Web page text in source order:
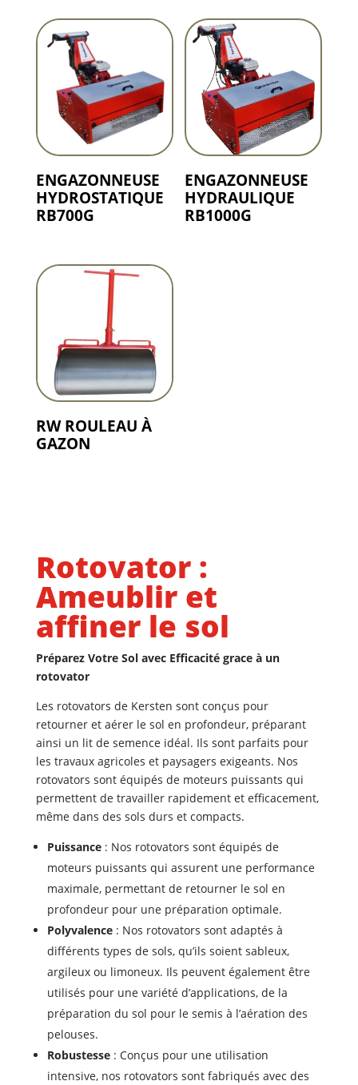
ENGAZONNEUSE
HYDROSTATIQUE
RB700G
ENGAZONNEUSE
HYDRAULIQUE
RB1000G
RW ROULEAU À
GAZON
Rotovator :
Ameublir et
affiner le sol
Préparez Votre Sol avec Efficacité grace à un
rotovator
Les rotovators de Kersten sont conçus pour
retourner et aérer le sol en profondeur, préparant
ainsi un lit de semence idéal. Ils sont parfaits pour
les travaux agricoles et paysagers exigeants. Nos
rotovators sont équipés de moteurs puissants qui
permettent de travailler rapidement et efficacement,
même dans des sols durs et compacts.
Puissance: Nos rotovators sont équipés de
moteurs puissants qui assurent une performance
maximale, permettant de retourner le sol en
profondeur pour une préparation optimale.
Polyvalence: Nos rotovators sont adaptés à
différents types de sols, qu’ils soient sableux,
argileux ou limoneux. Ils peuvent également être
utilisés pour une variété d’applications, de la
préparation du sol pour le semis à l’aération des
pelouses.
Robustesse: Conçus pour une utilisation
intensive, nos rotovators sont fabriqués avec des